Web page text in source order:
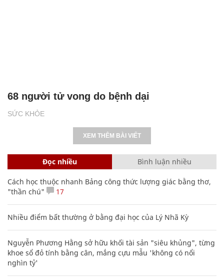
SỨC KHỎE
68 người tử vong do bệnh dại
XEM THÊM BÀI VIẾT
Đọc nhiều Bình luận nhiều
Cách học thuộc nhanh Bảng công thức lượng giác bằng thơ,
"thần chú"
17
Nhiều điểm bất thường ở bằng đại học của Lý Nhã Kỳ
Nguyễn Phương Hằng sở hữu khối tài sản "siêu khủng", từng
khoe sổ đỏ tính bằng cân, mắng cựu mẫu 'không có nổi
nghìn tỷ'